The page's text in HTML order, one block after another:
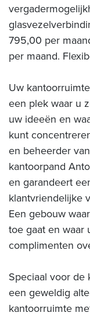
795,00 per
per maand.
Uw
een plek waar u
uw ideeën en
kunt
en beheerder
kantoorpand
en garandeert
klantvriendelijke
Een gebouw
toe gaat en waar
complimenten
Speciaal voor de
een geweldig
kantoorruimte